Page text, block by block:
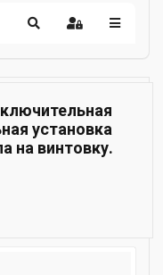
установка
на винтовку.